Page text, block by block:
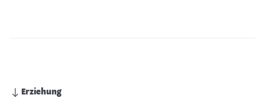
Erziehung